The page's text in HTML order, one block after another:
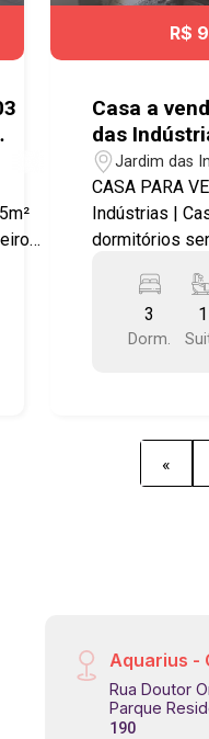
-
-
R$
Casa a
das
2 vagas de
133m²
Jardim das
Campos/SP
CASA PARA
Indústrias | Casa térrea com 3
dormitórios
e cozinha,
sala com
cobertas,
3
Dorm.
1
«
Aquarius -
Rua Doutor
Parque
190